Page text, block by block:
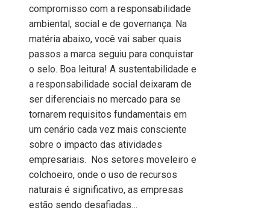
compromisso com a responsabilidade
ambiental, social e de governança. Na
matéria abaixo, você vai saber quais
passos a marca seguiu para conquistar
o selo. Boa leitura! A sustentabilidade e
a responsabilidade social deixaram de
ser diferenciais no mercado para se
tornarem requisitos fundamentais em
um cenário cada vez mais consciente
sobre o impacto das atividades
empresariais. Nos setores moveleiro e
colchoeiro, onde o uso de recursos
naturais é significativo, as empresas
estão sendo desafiadas…